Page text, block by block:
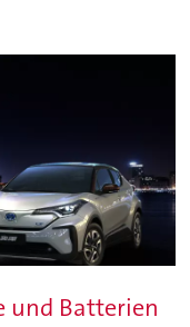
und Batterien